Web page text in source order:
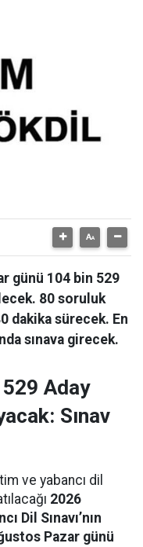
günü 104 bin 529
80 soruluk
dakika sürecek. En
sınava girecek.
Aday
Sınav
ve yabancı dil
2026
Dil Sınavı’nın
Pazar günü